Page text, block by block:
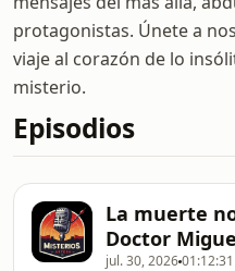
protagonistas. Únete a
viaje al corazón de lo
misterio.
Episodios
La muerte
Doctor
jul. 30, 202601:12:31